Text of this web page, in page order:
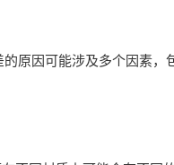
原因可能涉及多个因素，